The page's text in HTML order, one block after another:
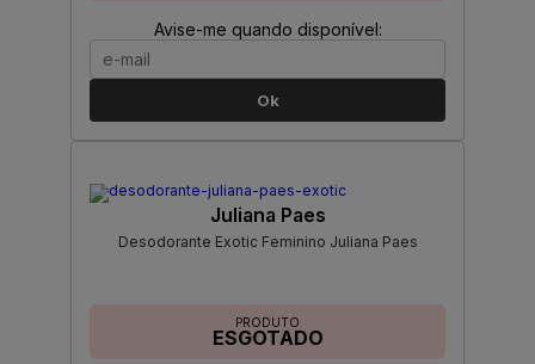
Avise-me quando disponível:
Ok
Juliana Paes
Desodorante Exotic Feminino Juliana Paes
PRODUTO
ESGOTADO